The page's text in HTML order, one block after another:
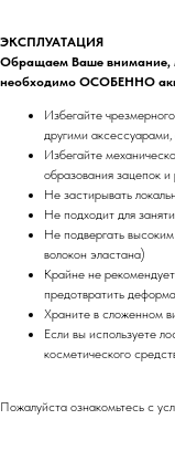
ЭКСПЛУАТАЦИЯ
Обращаем Ваше внимание,
необходимо ОСОБЕННО
Избегайте
другими
Избегайте
образования зацепок и
Не застирывать
Не подходит для
Не подвергать
волокон эластана)
Крайне не
предотвратить
Храните в сложенном
Если вы используете
косметического
Пожалуйста ознакомьтесь с